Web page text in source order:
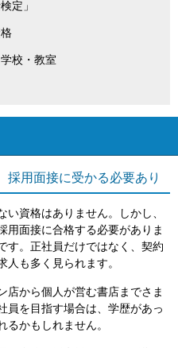
定」
校・教室
採用面接に受かる必要あり
資格はありません。しかし、
用面接に合格する必要がありま
す。正社員だけではなく、契約
人も多く見られます。
店から個人が営む書店までさま
員を目指す場合は、学歴があっ
るかもしれません。